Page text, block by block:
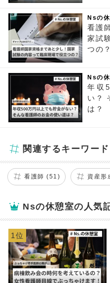
Nsの
看護
家試
つの？
Nsの
年収
い？
は？
関連するキーワード
看護師 (51) 資産形
Nsの休憩室の人気
1位